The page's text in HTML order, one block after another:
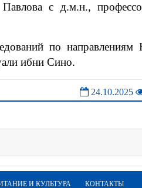
с д.м.н.,
по
ибни Сино.
24.10.2025
И КУЛЬТУРА КОНТАКТЫ